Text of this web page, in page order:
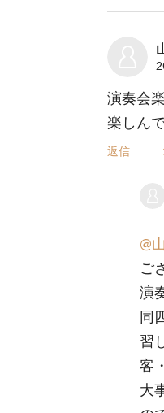
演奏会
楽しん
返信
@
ご
演
同
習
客
大